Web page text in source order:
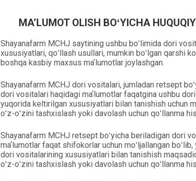
MAʼLUMOT OLISH BOʻYICHA
Shayanafarm MCHJ saytining ushbu boʻlimida dori
xususiyatlari, qoʻllash usullari, mumkin boʻlgan qarshi
boshqa kasbiy maxsus maʼlumotlar joylashgan.
Shayanafarm MCHJ dori vositalari, jumladan retsept
dori vositalari haqidagi maʼlumotlar faqatgina ushbu
yuqorida keltirilgan xususiyatlari bilan tanishish uchun
oʻz-oʻzini tashxislash yoki davolash uchun qoʻllanma
Shayanafarm MCHJ retsept boʻyicha beriladigan dori
maʼlumotlar faqat shifokorlar uchun moʻljallangan
dori vositalarining xususiyatlari bilan tanishish
oʻz-oʻzini tashxislash yoki davolash uchun qoʻllanma